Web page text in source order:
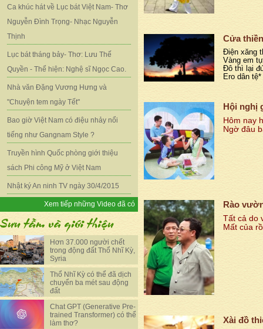
Ca khúc hát về Lục bát Việt Nam- Thơ
Nguyễn Đình Trọng- Nhạc Nguyễn
Thịnh
Lục bát tháng bảy- Thơ: Lưu Thế
Quyền - Thể hiện: Nghệ sĩ Ngọc Cao.
Nhà văn Đặng Vương Hưng và
"Chuyện tem ngày Tết"
Bao giờ Việt Nam có điệu nhảy nổi
tiếng như Gangnam Style ?
Truyền hình Quốc phòng giới thiệu
sách Phi công Mỹ ở Việt Nam
Nhật ký An ninh TV ngày 30/4/2015
Xem tiếp những Video đã có
Hơn 37.000 người chết
trong động đất Thổ Nhĩ Kỳ,
Syria
Thổ Nhĩ Kỳ có thể đã dịch
chuyển ba mét sau động
đất
Chat GPT (Generative Pre-
trained Transformer) có thể
làm thơ?
Cửa
Điện xăng
Vàng em
Đô thì lại
Ero dân
Hội nghị
Hôm nay
Ngờ đâu
Rào
Tất cả do
Mất của
Xài đồ